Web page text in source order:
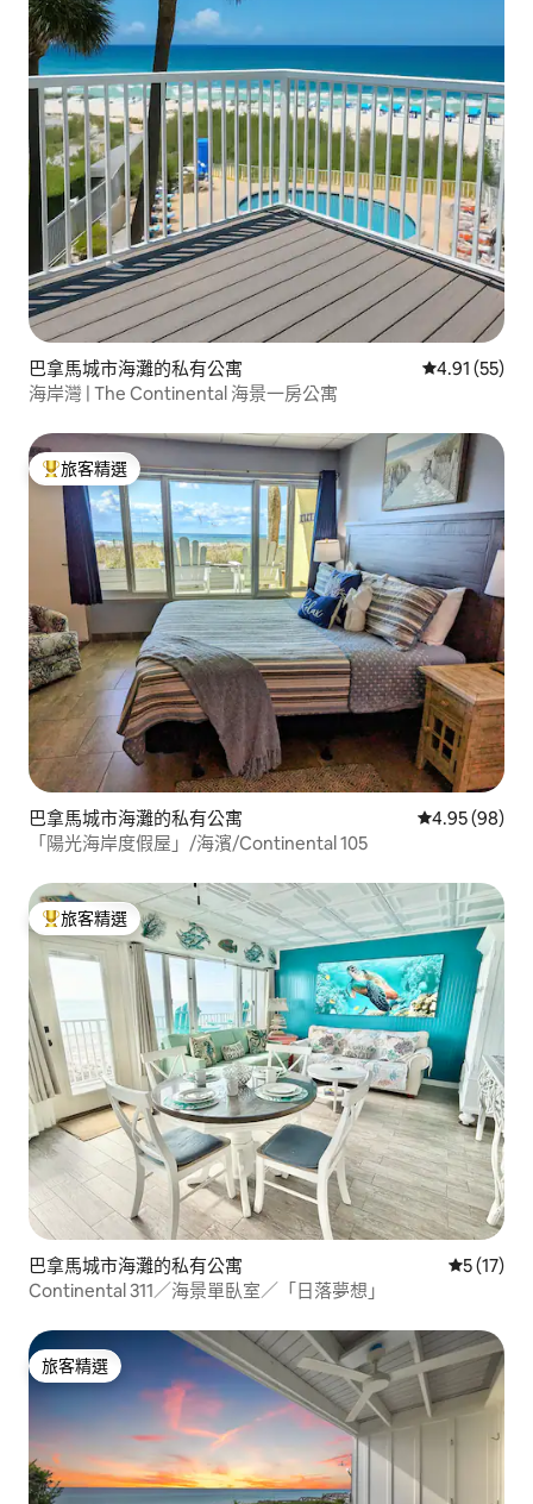
巴拿馬城市海灘的私有公寓 從 55 則評價
4.91 (55)
海岸灣 | The Continental 海景一房公寓
旅客精選榜首
旅客精選
巴拿馬城市海灘的私有公寓 從 98 則評價
4.95 (98)
「陽光海岸度假屋」/海濱/Continental 105
旅客精選榜首
旅客精選
巴拿馬城市海灘的私有公寓 從 17 則
5 (17)
Continental 311／海景單臥室／「日落夢想」
旅客精選
旅客精選